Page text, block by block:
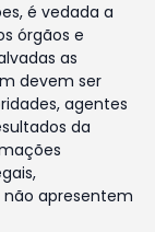
é vedada a
órgãos e
as
devem ser
agentes
da
apresentem